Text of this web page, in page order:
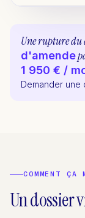
Une rupture
d'amende
1 950 € /
Demander une
COMMENT ÇA
Un dossier